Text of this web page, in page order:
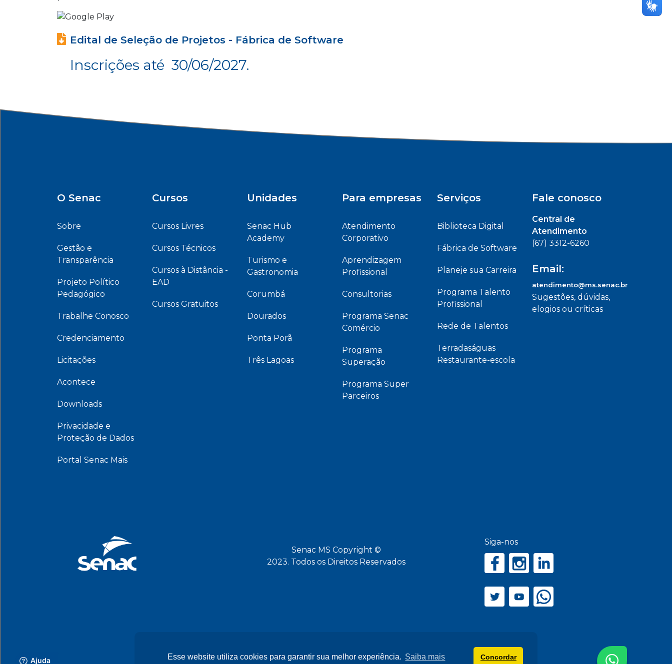
Esse website utiliza cookies para garantir sua melhor experiência. Saiba mais Concordar
Edital de Seleção de Projetos - Fábrica de Software
Inscrições até 30/06/2027.
O Senac
Sobre
Gestão e
Transparência
Projeto Político
Pedagógico
Trabalhe Conosco
Credenciamento
Licitações
Acontece
Downloads
Privacidade e
Proteção de Dados
Portal Senac Mais
Cursos
Cursos Livres
Cursos Técnicos
Cursos à Distância -
EAD
Cursos Gratuitos
Unidades
Senac Hub
Academy
Turismo e
Gastronomia
Corumbá
Dourados
Ponta Porã
Três Lagoas
Para empresas
Atendimento
Corporativo
Aprendizagem
Profissional
Consultorias
Programa Senac
Comércio
Programa
Superação
Programa Super
Parceiros
Serviços
Biblioteca Digital
Fábrica de Software
Planeje sua Carreira
Programa Talento
Profissional
Rede de Talentos
Terradaságuas
Restaurante-escola
Fale conosco
Central de
Atendimento
(67) 3312-6260
Email:
atendimento@ms.senac.br
Sugestões, dúvidas,
elogios ou críticas
Senac MS Copyright ©
2023. Todos os Direitos Reservados
Siga-nos